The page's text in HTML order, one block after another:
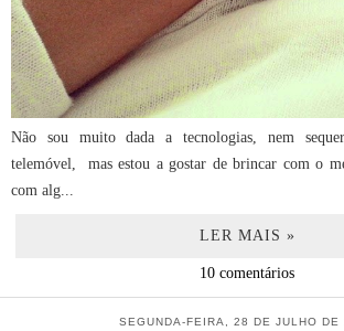
Não sou muito dada a tecnologias, nem
telemóvel, mas estou a gostar de brincar com o
com alg...
LER MAIS »
10 comentários
SEGUNDA-FEIRA, 28 DE JULHO DE